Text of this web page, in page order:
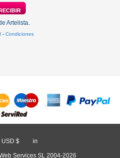
Artelista.
- Condiciones
USD $ in
Services SL 2004-2026